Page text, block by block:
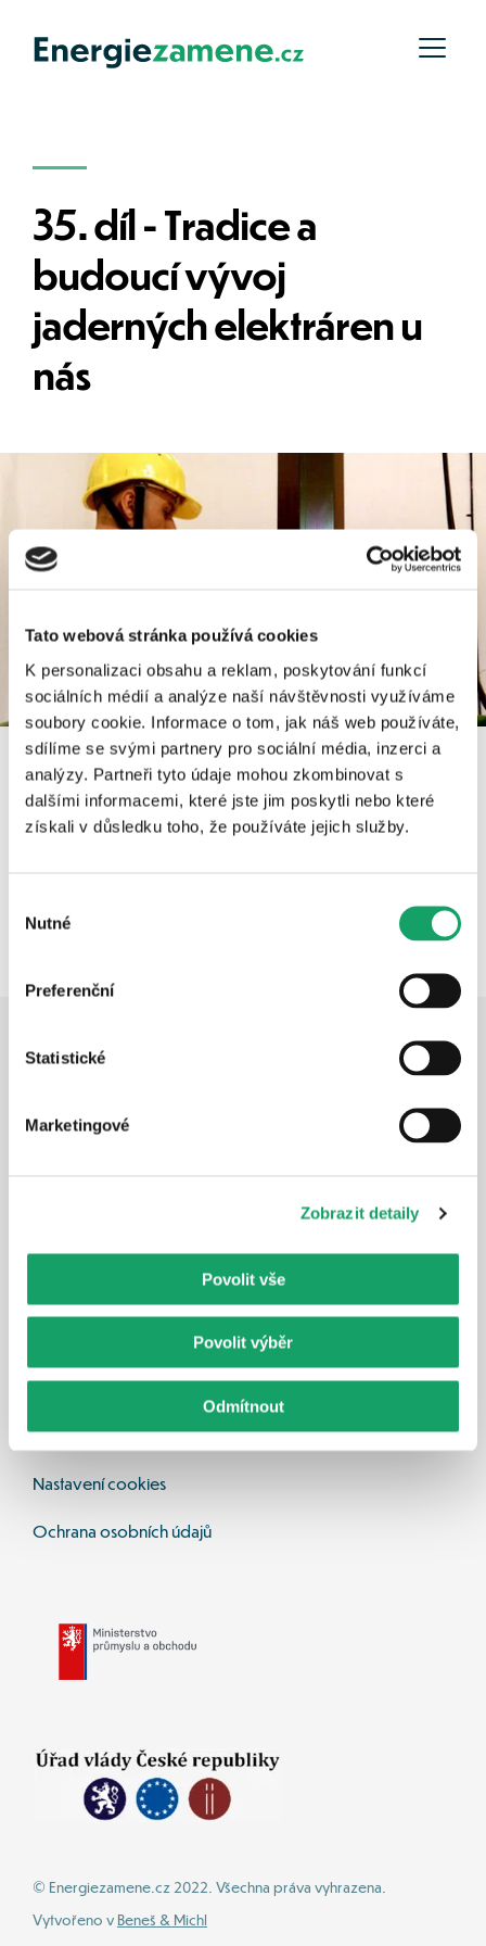
Tato webová stránka používá cookies
K personalizaci obsahu a reklam, poskytování funkcí
sociálních médií a analýze naší návštěvnosti využíváme
soubory cookie. Informace o tom, jak náš web používáte,
sdílíme se svými partnery pro sociální média, inzerci a
analýzy. Partneři tyto údaje mohou zkombinovat s
dalšími informacemi, které jste jim poskytli nebo které
získali v důsledku toho, že používáte jejich služby.
souhlasu
Nutné
Preferenční
Statistické
Marketingové
Zobrazit detaily
Povolit vše
Povolit výběr
Odmítnout
35. díl - Tradice a
budoucí vývoj
jaderných elektráren u
nás
Vysočina a Jihomoravský kraj – socioekonomická studie,
noví a dočasní obyvatelé.
Poradenství
Kontakt
Nastavení cookies
Ochrana osobních údajů
© Energiezamene.cz 2022. Všechna práva vyhrazena.
Vytvořeno v Beneš & Michl